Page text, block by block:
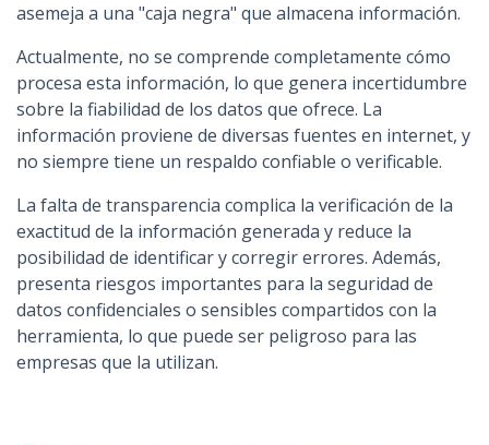
asemeja a una "caja negra" que almacena información.
Actualmente, no se comprende completamente cómo
procesa esta información, lo que genera incertidumbre
sobre la fiabilidad de los datos que ofrece. La
información proviene de diversas fuentes en internet, y
no siempre tiene un respaldo confiable o verificable.
La falta de transparencia complica la verificación de la
exactitud de la información generada y reduce la
posibilidad de identificar y corregir errores. Además,
presenta riesgos importantes para la seguridad de
datos confidenciales o sensibles compartidos con la
herramienta, lo que puede ser peligroso para las
empresas que la utilizan.